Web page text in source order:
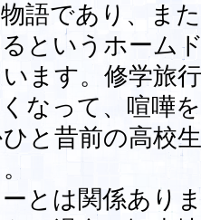
語であり、ま
というホーム
ます。修学旅
なって、喧嘩
と昔前の高校
とは関係あり